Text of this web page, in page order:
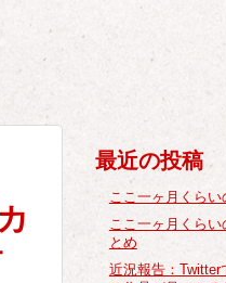
最近の投稿
ここ一ヶ月くら
ここ一ヶ月くら
とめ
近況報告：Twitter